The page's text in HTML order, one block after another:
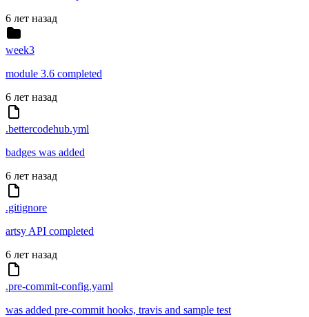
6 лет назад
week3
module 3.6 completed
6 лет назад
.bettercodehub.yml
badges was added
6 лет назад
.gitignore
artsy API completed
6 лет назад
.pre-commit-config.yaml
was added pre-commit hooks, travis and sample test